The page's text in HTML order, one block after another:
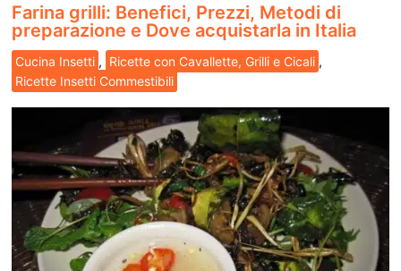
Farina grilli: Benefici, Prezzi, Metodi di
preparazione e Dove acquistarla in Italia
Cucina Insetti , Ricette con Cavallette, Grilli e Cicali ,
Ricette Insetti Commestibili